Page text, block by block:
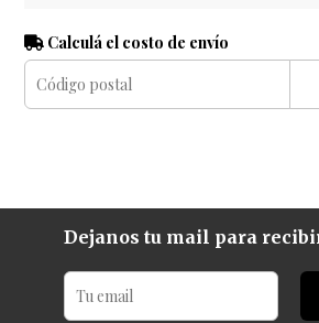
Calculá el costo de envío
Dejanos tu mail para